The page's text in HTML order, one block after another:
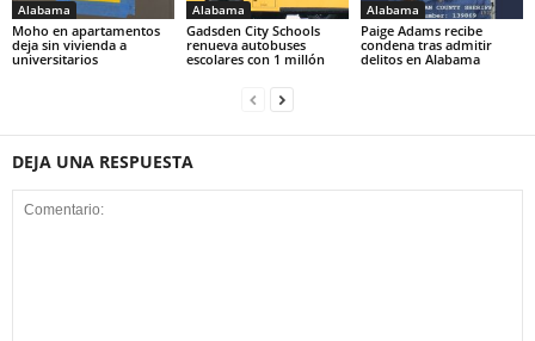
Alabama
Moho en apartamentos
deja sin vivienda a
universitarios
Alabama
Gadsden City Schools
renueva autobuses
escolares con 1 millón
Alabama
Paige Adams recibe
condena tras admitir
delitos en Alabama
DEJA UNA RESPUESTA